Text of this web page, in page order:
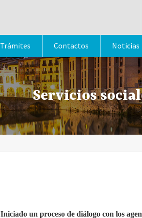
Trámites Contactos Noticias
Servicios
Iniciado un proceso de diálogo con los